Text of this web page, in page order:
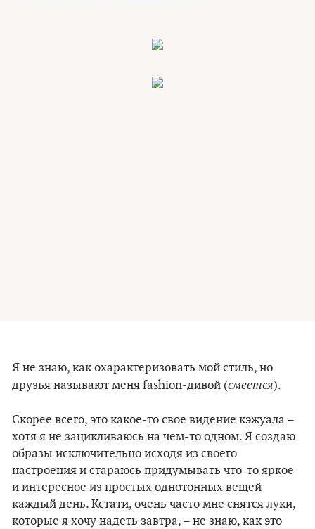
Я не знаю, как охарактеризовать мой стиль, но
друзья называют меня fashion-дивой (смеется).
Скорее всего, это какое-то свое видение кэжуала –
хотя я не зацикливаюсь на чем-то одном. Я создаю
образы исключительно исходя из своего
настроения и стараюсь придумывать что-то яркое
и интересное из простых однотонных вещей
каждый день. Кстати, очень часто мне снятся луки,
которые я хочу надеть завтра, – не знаю, как это